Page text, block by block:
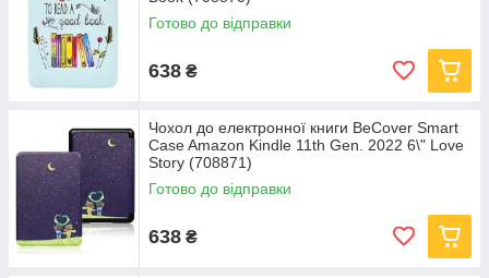
Готово до відправки
638 ₴
Чохол до електронної книги BeCover Smart
Case Amazon Kindle 11th Gen. 2022 6\" Love
Story (708871)
Готово до відправки
638 ₴